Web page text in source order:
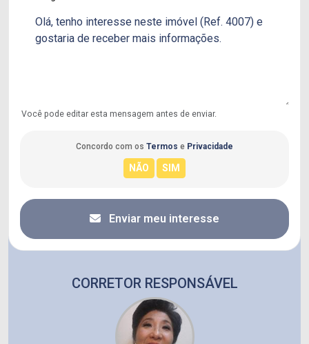
Você pode editar esta mensagem antes de enviar.
Concordo com os Termos e Privacidade
Enviar meu interesse
CORRETOR RESPONSÁVEL